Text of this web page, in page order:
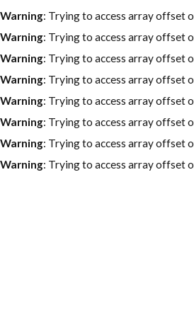
Warning: Trying to access array offset
Warning: Trying to access array offset
Warning: Trying to access array offset
Warning: Trying to access array offset
Warning: Trying to access array offset
Warning: Trying to access array offset
Warning: Trying to access array offset
Warning: Trying to access array offset